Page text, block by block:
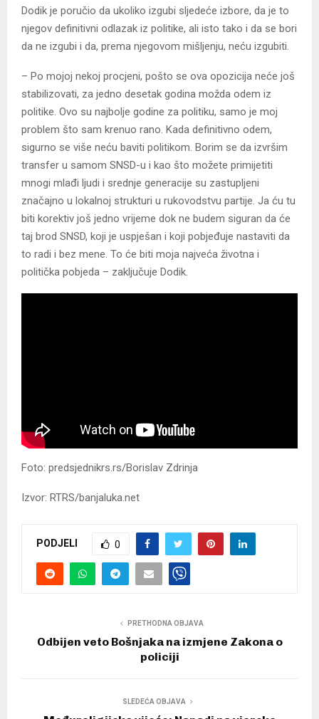
Dodik je poručio da ukoliko izgubi sljedeće izbore, da je to
njegov definitivni odlazak iz politike, ali isto tako i da se bori
da ne izgubi i da, prema njegovom mišljenju, neću izgubiti.
– Po mojoj nekoj procjeni, pošto se ova opozicija neće još
stabilizovati, za jedno desetak godina možda odem iz
politike. Ovo su najbolje godine za politiku, samo je moj
problem što sam krenuo rano. Kada definitivno odem,
sigurno se više neću baviti politikom. Borim se da izvršim
transfer u samom SNSD-u i kao što možete primijetiti
mnogi mlađi ljudi i srednje generacije su zastupljeni
značajno u lokalnoj strukturi u rukovodstvu partije. Јa ću tu
biti korektiv još jedno vrijeme dok ne budem siguran da će
taj brod SNSD, koji je uspješan i koji pobjeđuje nastaviti da
to radi i bez mene. To će biti moja najveća životna i
politička pobjeda – zaključuje Dodik.
Foto: predsjednikrs.rs/Borislav Zdrinja
Izvor: RTRS/banjaluka.net
PODJELI 0
PRETHODNA OBJAVA
Odbijen veto Bošnjaka na izmjene Zakona o
policiji
SLEDEĆA OBJAVA